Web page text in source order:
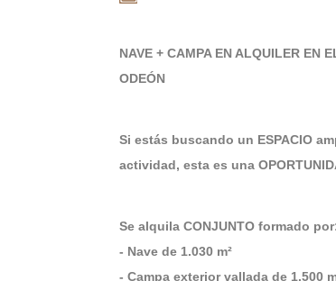
NAVE + CAMPA EN ALQUILER EN
ODEÓN
Si estás buscando un ESPACIO
actividad, esta es una
Se alquila CONJUNTO formado
- Nave de 1.030 m²
- Campa exterior vallada de 1.500